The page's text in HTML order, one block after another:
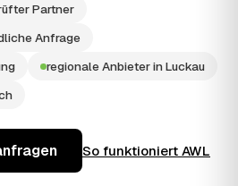
Partner
Anfrage
regionale Anbieter in Luckau
So funktioniert AWL